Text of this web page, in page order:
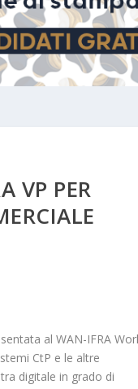
VP PER
al WAN-IFRA
CtP e le altre
digitale in grado di